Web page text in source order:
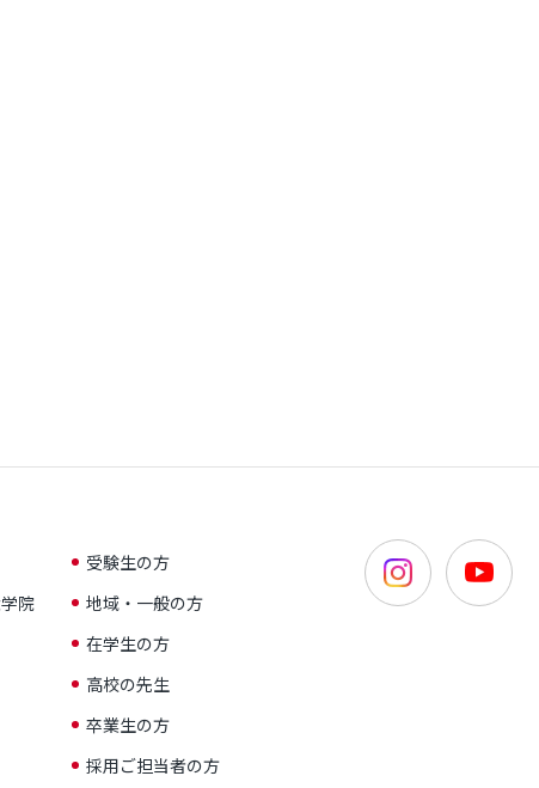
院
受験生の方
地域・一般の方
在学生の方
高校の先生
卒業生の方
採用ご担当者の方